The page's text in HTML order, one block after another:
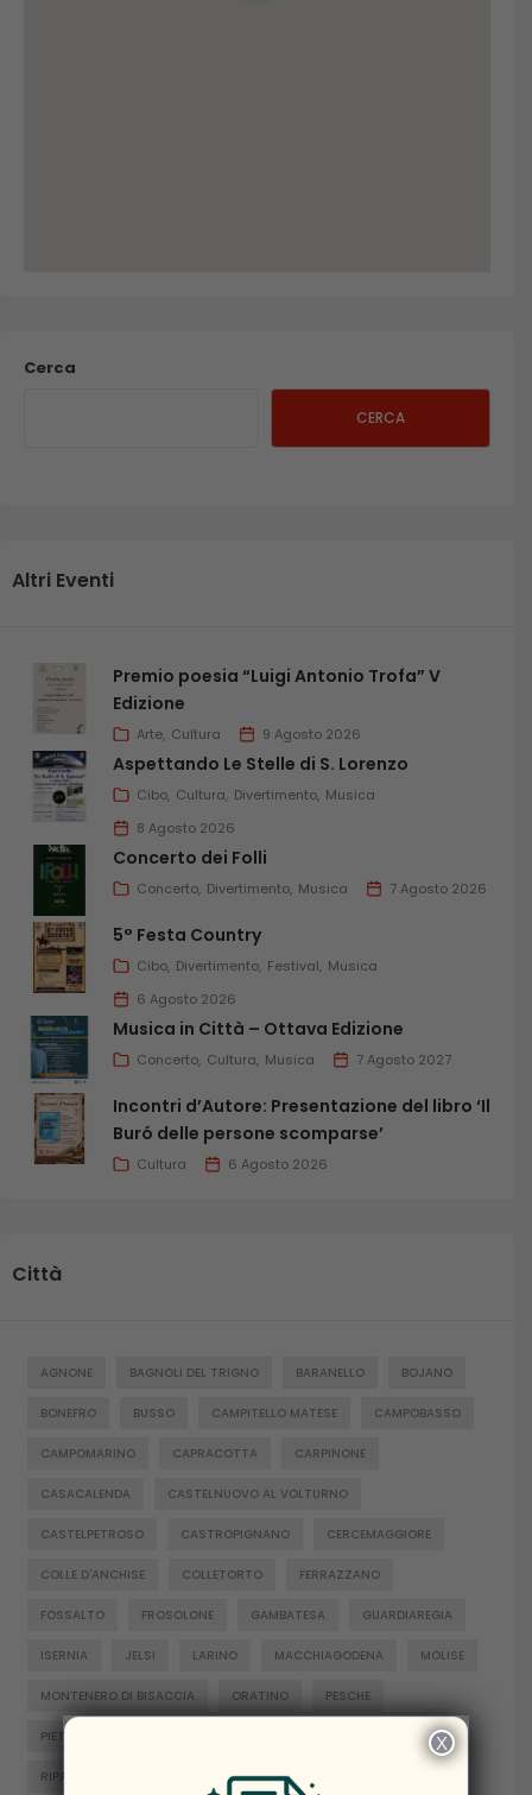
Cerca
CERCA
Altri Eventi
Premio poesia “Luigi Antonio Trofa” V
Edizione
Arte Cultura 9 Agosto 2026
Aspettando Le Stelle di S. Lorenzo
Cibo Cultura Divertimento Musica
8 Agosto 2026
Concerto dei Folli
Concerto Divertimento Musica 7 Agosto 2026
5° Festa Country
Cibo Divertimento Festival Musica
6 Agosto 2026
Musica in Città – Ottava Edizione
Concerto Cultura Musica 7 Agosto 2027
Incontri d’Autore: Presentazione del libro ‘Il
Buró delle persone scomparse’
Cultura 6 Agosto 2026
Città
AGNONE BAGNOLI DEL TRIGNO BARANELLO BOJANO
BONEFRO BUSSO CAMPITELLO MATESE CAMPOBASSO
CAMPOMARINO CAPRACOTTA CARPINONE
CASACALENDA CASTELNUOVO AL VOLTURNO
CASTELPETROSO CASTROPIGNANO CERCEMAGGIORE
COLLE D'ANCHISE COLLETORTO FERRAZZANO
FOSSALTO FROSOLONE GAMBATESA GUARDIAREGIA
ISERNIA JELSI LARINO MACCHIAGODENA MOLISE
MONTENERO DI BISACCIA ORATINO PESCHE
PIETRABBONDANTE
RIPALIMOSANI ROCCAMANDOLFI
× X